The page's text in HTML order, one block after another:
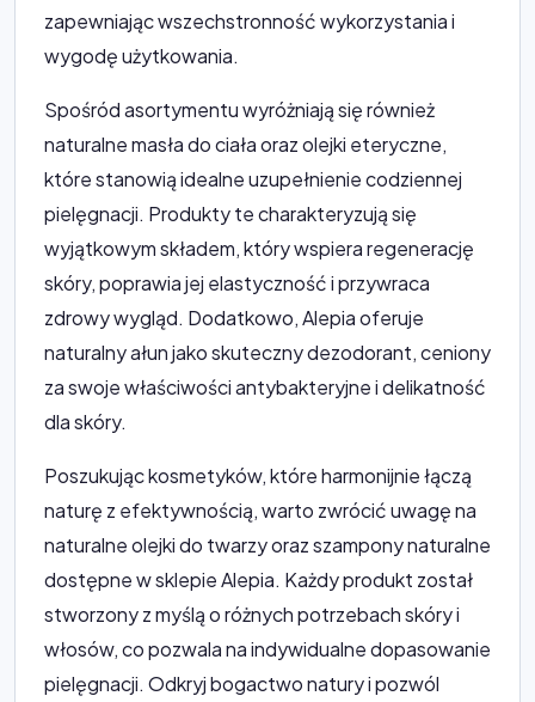
zapewniając wszechstronność wykorzystania i
wygodę użytkowania.
Spośród asortymentu wyróżniają się również
naturalne masła do ciała oraz olejki eteryczne,
które stanowią idealne uzupełnienie codziennej
pielęgnacji. Produkty te charakteryzują się
wyjątkowym składem, który wspiera regenerację
skóry, poprawia jej elastyczność i przywraca
zdrowy wygląd. Dodatkowo, Alepia oferuje
naturalny ałun jako skuteczny dezodorant, ceniony
za swoje właściwości antybakteryjne i delikatność
dla skóry.
Poszukując kosmetyków, które harmonijnie łączą
naturę z efektywnością, warto zwrócić uwagę na
naturalne olejki do twarzy oraz szampony naturalne
dostępne w sklepie Alepia. Każdy produkt został
stworzony z myślą o różnych potrzebach skóry i
włosów, co pozwala na indywidualne dopasowanie
pielęgnacji. Odkryj bogactwo natury i pozwól